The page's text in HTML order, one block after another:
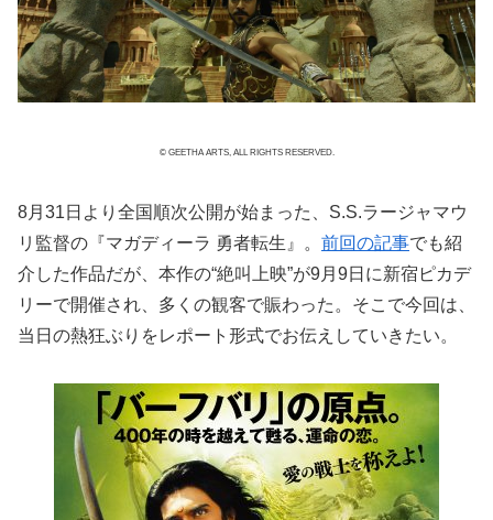
© GEETHA ARTS, ALL RIGHTS RESERVED.
8月31日より全国順次公開が始まった、S.S.ラージャマウ
リ監督の『マガディーラ 勇者転生』。 前回の記事でも紹
介した作品だが、本作の“絶叫上映”が9月9日に新宿ピカデ
リーで開催され、多くの観客で賑わった。そこで今回は、
当日の熱狂ぶりをレポート形式でお伝えしていきたい。